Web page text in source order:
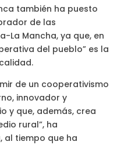
también ha puesto
de las
La Mancha, ya que, en
del pueblo” es la
de un cooperativismo
innovador y
y que, además, crea
rural”, ha
al tiempo que ha